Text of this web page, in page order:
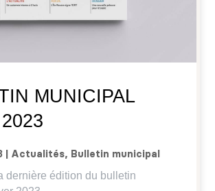
MUNICIPAL
Actualités, Bulletin municipal
dernière édition du bulletin